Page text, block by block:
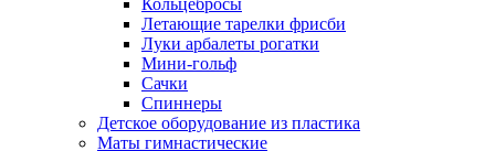
Кольцебросы
Летающие тарелки фрисби
Луки арбалеты рогатки
Мини-гольф
Сачки
Спиннеры
Детское оборудование из пластика
Маты гимнастические